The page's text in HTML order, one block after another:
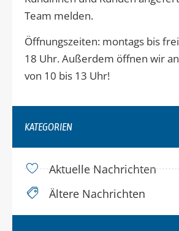
Team melden.
Öffnungszeiten: montags bis
18 Uhr. Außerdem öffnen wir
von 10 bis 13 Uhr!
KATEGORIEN
Aktuelle Nachrichten
Ältere Nachrichten